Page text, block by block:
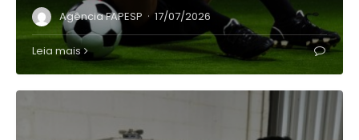
Agência FAPESP · 17/07/2026
Leia mais